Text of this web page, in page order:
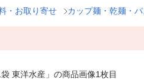
・お取り寄せ カップ麺・乾麺・パ